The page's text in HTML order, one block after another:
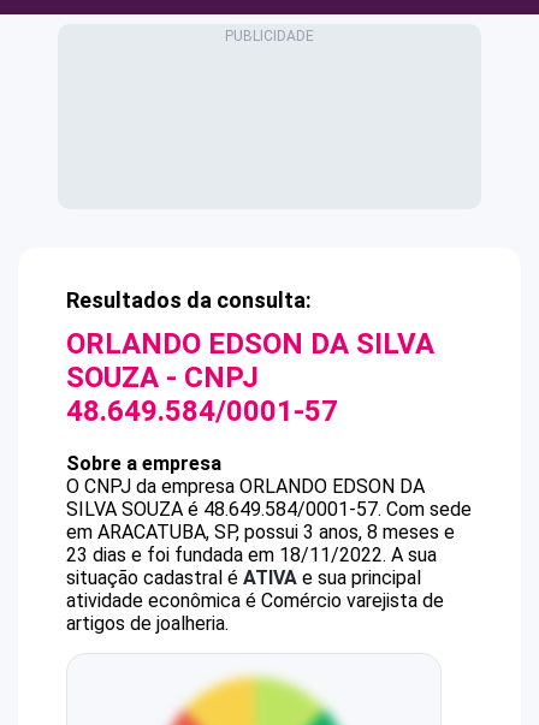
Resultados da consulta:
ORLANDO EDSON DA SILVA
SOUZA - CNPJ
48.649.584/0001-57
Sobre a empresa
O CNPJ da empresa ORLANDO EDSON DA
SILVA SOUZA é 48.649.584/0001-57. Com sede
em ARACATUBA, SP, possui 3 anos, 8 meses e
23 dias e foi fundada em 18/11/2022. A sua
situação cadastral é ATIVA e sua principal
atividade econômica é Comércio varejista de
artigos de joalheria.